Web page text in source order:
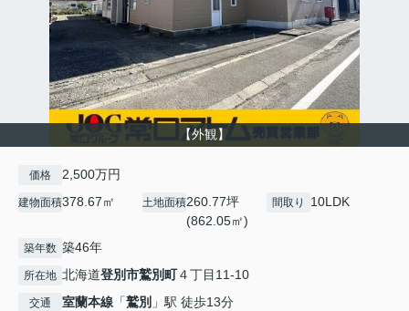
【外観】
価格 2,500万円
建物面積378.67㎡ 土地面積260.77坪
(862.05㎡)
間取り 10LDK
築年数 築46年
所在地 北海道登別市鷲別町４丁目11-10
交通 室蘭本線 「鷲別 」駅 徒歩13分